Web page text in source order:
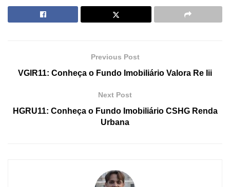
Previous Post
VGIR11: Conheça o Fundo Imobiliário Valora Re Iii
Next Post
HGRU11: Conheça o Fundo Imobiliário CSHG Renda
Urbana